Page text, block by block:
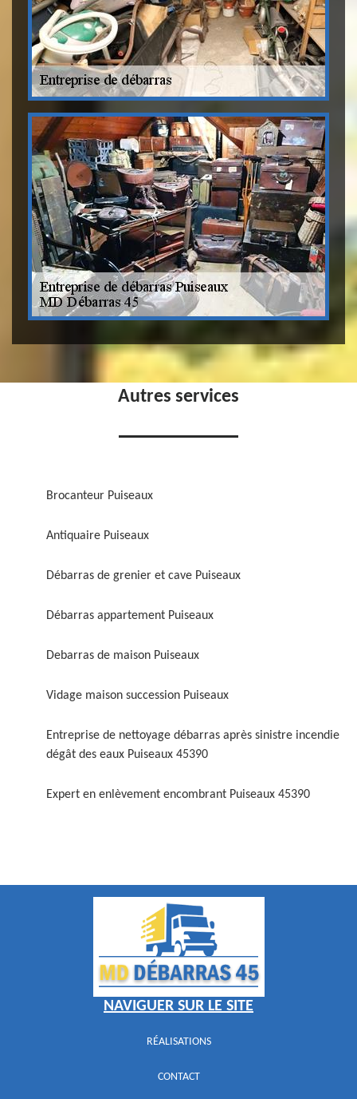
Autres services
Brocanteur Puiseaux
Antiquaire Puiseaux
Débarras de grenier et cave Puiseaux
Débarras appartement Puiseaux
Debarras de maison Puiseaux
Vidage maison succession Puiseaux
Entreprise de nettoyage débarras après sinistre incendie
dégât des eaux Puiseaux 45390
Expert en enlèvement encombrant Puiseaux 45390
NAVIGUER SUR LE SITE
RÉALISATIONS
CONTACT